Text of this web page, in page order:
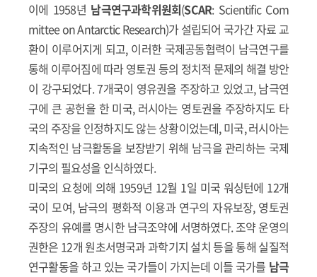
이에 1958년 남극연구과학위원회(SCAR: Scientific Com
mittee on Antarctic Research)가 설립되어 국가간 자료 교
환이 이루어지게 되고, 이러한 국제공동협력이 남극연구를
통해 이루어짐에 따라 영토권 등의 정치적 문제의 해결 방안
이 강구되었다. 7개국이 영유권을 주장하고 있었고, 남극연
구에 큰 공헌을 한 미국, 러시아는 영토권을 주장하지도 타
국의 주장을 인정하지도 않는 상황이었는데, 미국, 러시아는
지속적인 남극활동을 보장받기 위해 남극을 관리하는 국제
기구의 필요성을 인식하였다.
미국의 요청에 의해 1959년 12월 1일 미국 워싱턴에 12개
국이 모여, 남극의 평화적 이용과 연구의 자유보장, 영토권
주장의 유예를 명시한 남극조약에 서명하였다. 조약 운영의
권한은 12개 원초서명국과 과학기지 설치 등을 통해 실질적
연구활동을 하고 있는 국가들이 가지는데 이들 국가를 남극